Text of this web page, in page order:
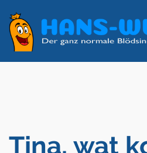
Tina, wat